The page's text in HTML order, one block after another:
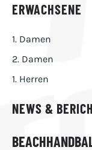
ERWACHSENE
1. Damen
2. Damen
1. Herren
NEWS &